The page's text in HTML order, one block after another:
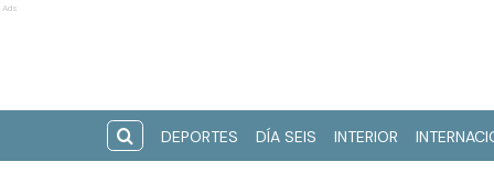
Ads
DEPORTES DÍA SEIS INTERIOR